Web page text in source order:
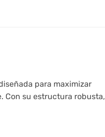
para maximizar
Con su estructura robusta,